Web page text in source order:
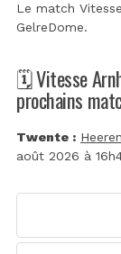
Le match
GelreDome.
🗓️ Vitesse
prochains
Twente :
août 2026 à